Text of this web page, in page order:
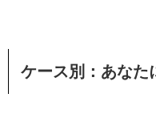
ケース別：あなた